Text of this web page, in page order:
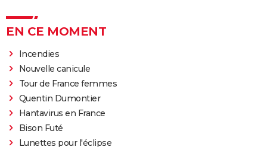
EN CE MOMENT
Incendies
Nouvelle canicule
Tour de France femmes
Quentin Dumontier
Hantavirus en France
Bison Futé
Lunettes pour l'éclipse